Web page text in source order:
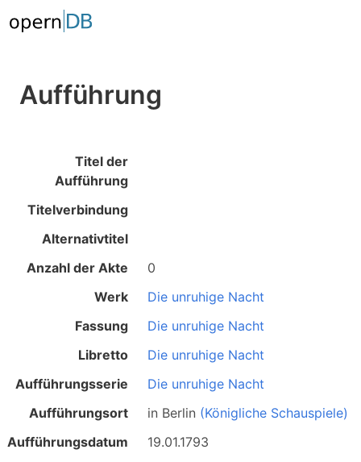
Aufführung
Titel der
Aufführung
Titelverbindung
Alternativtitel
Anzahl der Akte
0
Werk
Die unruhige Nacht
Fassung
Die unruhige Nacht
Libretto
Die unruhige Nacht
Aufführungsserie
Die unruhige Nacht
Aufführungsort
in Berlin (Königliche Schauspiele)
Aufführungsdatum
19.01.1793